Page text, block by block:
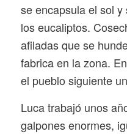
se encapsula el sol
los eucaliptos.
afiladas que se
fabrica en la zona.
el pueblo siguiente
Luca trabajó unos
galpones enormes,